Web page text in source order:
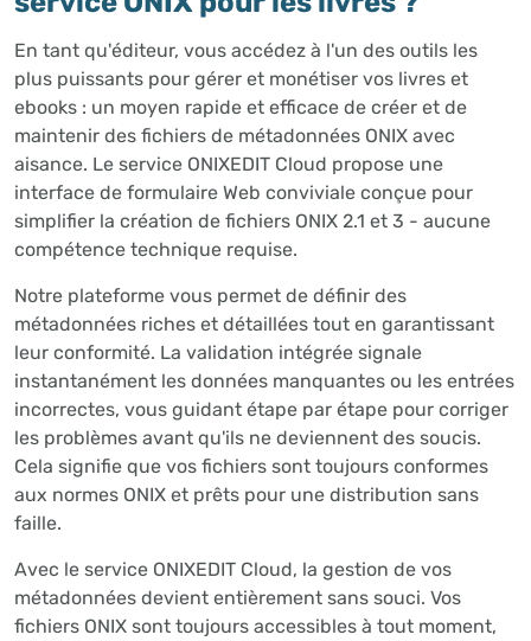
En tant qu'éditeur, vous accédez à l'un des outils les
plus puissants pour gérer et monétiser vos livres et
ebooks : un moyen rapide et efficace de créer et de
maintenir des fichiers de métadonnées ONIX avec
aisance. Le service ONIXEDIT Cloud propose une
interface de formulaire Web conviviale conçue pour
simplifier la création de fichiers ONIX 2.1 et 3 - aucune
compétence technique requise.
Notre plateforme vous permet de définir des
métadonnées riches et détaillées tout en garantissant
leur conformité. La validation intégrée signale
instantanément les données manquantes ou les entrées
incorrectes, vous guidant étape par étape pour corriger
les problèmes avant qu'ils ne deviennent des soucis.
Cela signifie que vos fichiers sont toujours conformes
aux normes ONIX et prêts pour une distribution sans
faille.
Avec le service ONIXEDIT Cloud, la gestion de vos
métadonnées devient entièrement sans souci. Vos
fichiers ONIX sont toujours accessibles à tout moment,